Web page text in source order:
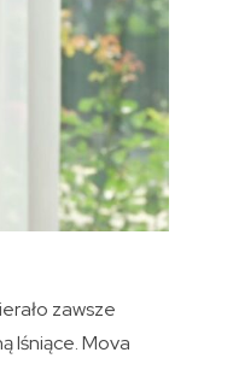
zawsze
lśniące. Mova